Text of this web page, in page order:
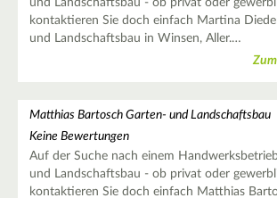
und Landschaftsbau - ob privat oder
kontaktieren Sie doch einfach Martina
und Landschaftsbau in Winsen, Aller.…
Matthias Bartosch Garten- und Landschaftsbau
Keine Bewertungen
Auf der Suche nach einem
und Landschaftsbau - ob privat oder
kontaktieren Sie doch einfach Matthias